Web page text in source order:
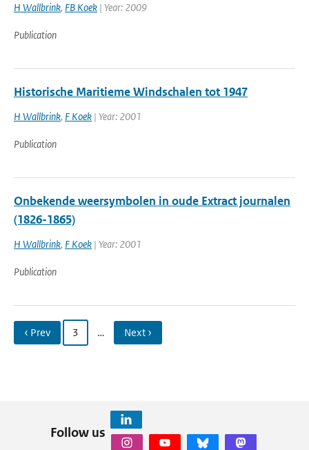
H Wallbrink, FB Koek | Year: 2009
Publication
Historische Maritieme Windschalen tot 1947
H Wallbrink, F Koek | Year: 2001
Publication
Onbekende weersymbolen in oude Extract journalen
(1826-1865)
H Wallbrink, F Koek | Year: 2001
Publication
‹ Prev 3 … Next ›
Follow us